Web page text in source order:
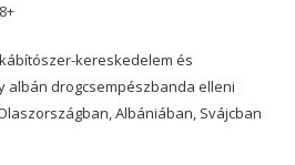
kereskedelem és
albán drogcsempészbanda elleni
Albániában, Svájcban